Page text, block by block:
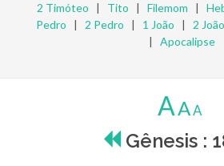
2 Timóteo | Tito | Filemom |
Pedro | 2 Pedro | 1 João | 2 João
| Apocalipse
AAA
Gênesis :